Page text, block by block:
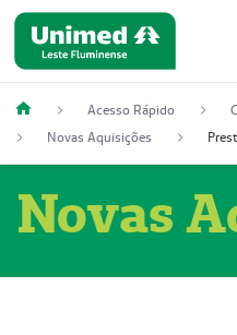
Acesso Rápido
Novas Aquisições
Novas